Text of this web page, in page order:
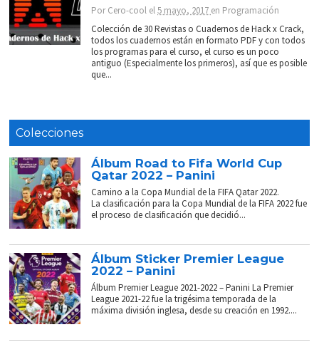
PorCero-cool el5 mayo, 2017 en Programación
Colección de 30 Revistas o Cuadernos de Hack x Crack,
todos los cuadernos están en formato PDF y con todos
los programas para el curso, el curso es un poco
antiguo (Especialmente los primeros), así que es posible
que...
Colecciones
Álbum Road to Fifa World Cup
Qatar 2022 – Panini
Camino a la Copa Mundial de la FIFA Qatar 2022.
La clasificación para la Copa Mundial de la FIFA 2022 fue
el proceso de clasificación que decidió...
Álbum Sticker Premier League
2022 – Panini
Álbum Premier League 2021-2022 – Panini La Premier
League 2021-22 fue la trigésima temporada de la
máxima división inglesa, desde su creación en 1992....